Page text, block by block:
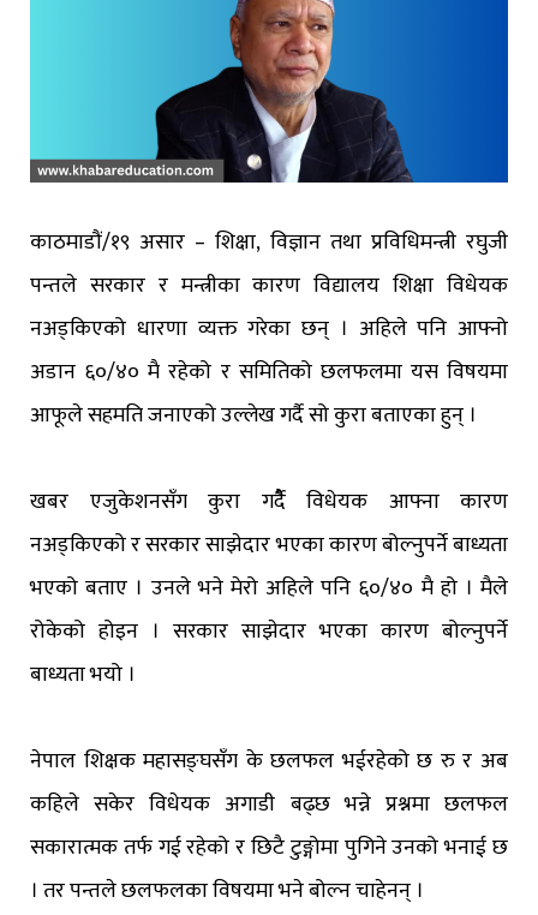
काठमाडौं/१९ असार – शिक्षा, विज्ञान तथा प्रविधिमन्त्री रघुजी
पन्तले सरकार र मन्त्रीका कारण विद्यालय शिक्षा विधेयक
नअड्किएको धारणा व्यक्त गरेका छन् । अहिले पनि आफ्नो
अडान ६०/४० मै रहेको र समितिको छलफलमा यस विषयमा
आफूले सहमति जनाएको उल्लेख गर्दै सो कुरा बताएका हुन् ।
खबर एजुकेशनसँग कुरा गर्दैै विधेयक आफ्ना कारण
नअड्किएको र सरकार साझेदार भएका कारण बोल्नुपर्ने बाध्यता
भएको बताए । उनले भने मेरो अहिले पनि ६०/४० मै हो । मैले
रोकेको होइन । सरकार साझेदार भएका कारण बोल्नुपर्ने
बाध्यता भयो ।
नेपाल शिक्षक महासङ्घसँग के छलफल भईरहेको छ रु र अब
कहिले सकेर विधेयक अगाडी बढ्छ भन्ने प्रश्नमा छलफल
सकारात्मक तर्फ गई रहेको र छिटै टुङ्गोमा पुगिने उनको भनाई छ
। तर पन्तले छलफलका विषयमा भने बोल्न चाहेनन् ।